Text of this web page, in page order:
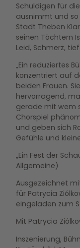
Schuldigen für
ausnimmt und so
Stadt Theben
seinen Töchtern
Leid, Schmerz,
„Ein reduziertes
konzentriert auf
beiden Frauen.
hervorragend,
gerade mit wem
Chorspiel
und geben sich
Gefühle und
„Ein Fest der
Allgemeine)
Ausgezeichnet
für Patrycia
eingeladen zum
Mit Patrycia
Inszenierung,